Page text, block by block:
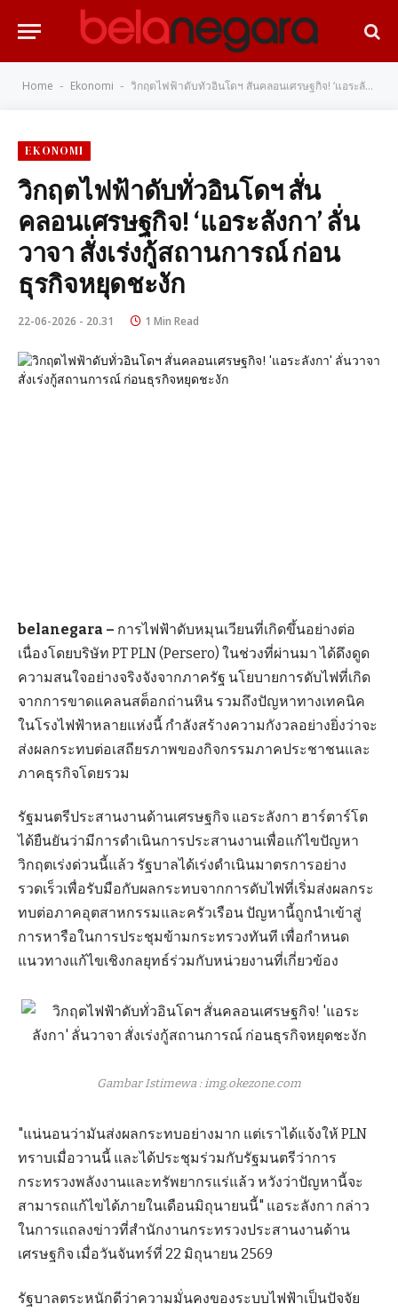
Home - Ekonomi - วิกฤตไฟฟ้าดับทั่วอินโดฯ สั่นคลอนเศรษฐกิจ! ‘แอระลังกา’ ลั่นวาจา สั่งเร่งกู้สถานการณ์ ก่อนธุรกิจหยุดชะงัก
EKONOMI
วิกฤตไฟฟ้าดับทั่วอินโดฯ สั่น
คลอนเศรษฐกิจ! ‘แอระลังกา’ ลั่น
วาจา สั่งเร่งกู้สถานการณ์ ก่อน
ธุรกิจหยุดชะงัก
22-06-2026 - 20.31 1 Min Read
belanegara – การไฟฟ้าดับหมุนเวียนที่เกิดขึ้นอย่างต่อ
เนื่องโดยบริษัท PT PLN (Persero) ในช่วงที่ผ่านมา ได้ดึงดูด
ความสนใจอย่างจริงจังจากภาครัฐ นโยบายการดับไฟที่เกิด
จากการขาดแคลนสต็อกถ่านหิน รวมถึงปัญหาทางเทคนิค
ในโรงไฟฟ้าหลายแห่งนี้ กำลังสร้างความกังวลอย่างยิ่งว่าจะ
ส่งผลกระทบต่อเสถียรภาพของกิจกรรมภาคประชาชนและ
ภาคธุรกิจโดยรวม
รัฐมนตรีประสานงานด้านเศรษฐกิจ แอระลังกา ฮาร์ตาร์โต
ได้ยืนยันว่ามีการดำเนินการประสานงานเพื่อแก้ไขปัญหา
วิกฤตเร่งด่วนนี้แล้ว รัฐบาลได้เร่งดำเนินมาตรการอย่าง
รวดเร็วเพื่อรับมือกับผลกระทบจากการดับไฟที่เริ่มส่งผลกระ
ทบต่อภาคอุตสาหกรรมและครัวเรือน ปัญหานี้ถูกนำเข้าสู่
การหารือในการประชุมข้ามกระทรวงทันที เพื่อกำหนด
แนวทางแก้ไขเชิงกลยุทธ์ร่วมกับหน่วยงานที่เกี่ยวข้อง
Gambar Istimewa : img.okezone.com
"แน่นอนว่ามันส่งผลกระทบอย่างมาก แต่เราได้แจ้งให้ PLN
ทราบเมื่อวานนี้ และได้ประชุมร่วมกับรัฐมนตรีว่าการ
กระทรวงพลังงานและทรัพยากรแร่แล้ว หวังว่าปัญหานี้จะ
สามารถแก้ไขได้ภายในเดือนมิถุนายนนี้" แอระลังกา กล่าว
ในการแถลงข่าวที่สำนักงานกระทรวงประสานงานด้าน
เศรษฐกิจ เมื่อวันจันทร์ที่ 22 มิถุนายน 2569
รัฐบาลตระหนักดีว่าความมั่นคงของระบบไฟฟ้าเป็นปัจจัย